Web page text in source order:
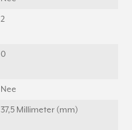
2
0
Nee
37,5 Millimeter (mm)